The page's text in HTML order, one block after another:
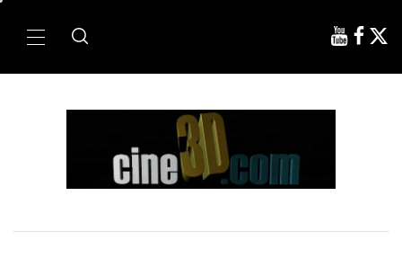
Menú